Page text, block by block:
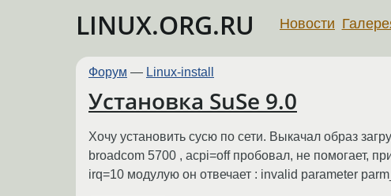
LINUX.ORG.RU Новости
Форум — Linux-install
Установка SuSe 9.0
Хочу установить сусю по сети. Выкачал образ
broadcom 5700 , acpi=off пробовал, не помогает,
irq=10 модулую он отвечает : invalid parameter